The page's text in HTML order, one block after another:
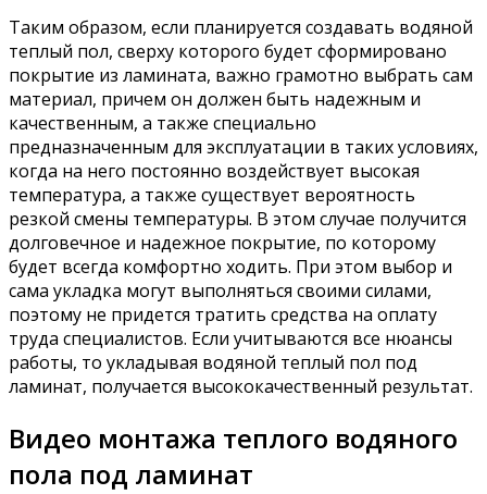
Таким образом, если планируется создавать водяной
теплый пол, сверху которого будет сформировано
покрытие из ламината, важно грамотно выбрать сам
материал, причем он должен быть надежным и
качественным, а также специально
предназначенным для эксплуатации в таких условиях,
когда на него постоянно воздействует высокая
температура, а также существует вероятность
резкой смены температуры. В этом случае получится
долговечное и надежное покрытие, по которому
будет всегда комфортно ходить. При этом выбор и
сама укладка могут выполняться своими силами,
поэтому не придется тратить средства на оплату
труда специалистов. Если учитываются все нюансы
работы, то укладывая водяной теплый пол под
ламинат, получается высококачественный результат.
Видео монтажа теплого водяного
пола под ламинат